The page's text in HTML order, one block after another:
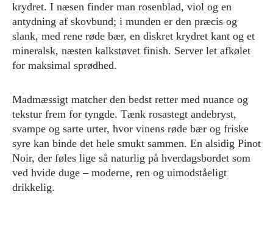
krydret. I næsen finder man rosenblad, viol og en
antydning af skovbund; i munden er den præcis og
slank, med rene røde bær, en diskret krydret kant og et
mineralsk, næsten kalkstøvet finish. Server let afkølet
for maksimal sprødhed.
Madmæssigt matcher den bedst retter med nuance og
tekstur frem for tyngde. Tænk rosastegt andebryst,
svampe og sarte urter, hvor vinens røde bær og friske
syre kan binde det hele smukt sammen. En alsidig Pinot
Noir, der føles lige så naturlig på hverdagsbordet som
ved hvide duge – moderne, ren og uimodståeligt
drikkelig.